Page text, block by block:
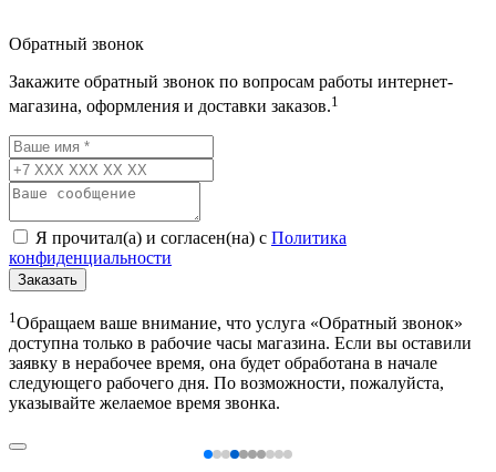
Обратный звонок
Закажите обратный звонок по вопросам работы интернет-
магазина, оформления и доставки заказов.1
Я прочитал(а) и согласен(на) с Политика
конфиденциальности
Заказать
1 Обращаем ваше внимание, что услуга «Обратный звонок»
доступна только в рабочие часы магазина. Если вы оставили
заявку в нерабочее время, она будет обработана в начале
следующего рабочего дня. По возможности, пожалуйста,
указывайте желаемое время звонка.